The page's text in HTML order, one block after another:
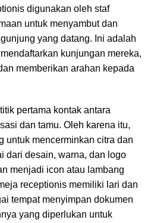
digunakan oleh staf
untuk menyambut dan
yang datang. Ini adalah
kunjungan mereka,
memberikan arahan kepada
pertama kontak antara
dan tamu. Oleh karena itu,
untuk mencerminkan citra dan
dari desain, warna, dan logo
menjadi icon atau lambang
receptionis memiliki lari dan
tempat menyimpan dokumen
yang diperlukan untuk